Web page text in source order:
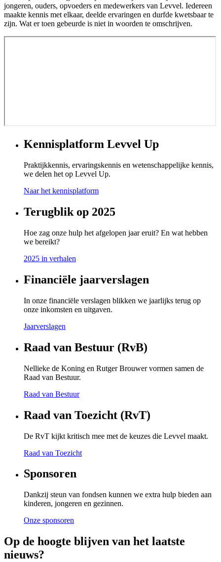
jongeren, ouders, opvoeders en medewerkers van Levvel. Iedereen
maakte kennis met elkaar, deelde ervaringen en durfde kwetsbaar te
zijn. Wat er toen gebeurde is niet in woorden te omschrijven.
Kennisplatform Levvel Up
Praktijkkennis, ervaringskennis en wetenschappelijke kennis,
we delen het op Levvel Up.
Naar het kennisplatform
Terugblik op 2025
Hoe zag onze hulp het afgelopen jaar eruit? En wat hebben
we bereikt?
2025 in verhalen
Financiële jaarverslagen
In onze financiële verslagen blikken we jaarlijks terug op
onze inkomsten en uitgaven.
Jaarverslagen
Raad van Bestuur (RvB)
Nellieke de Koning en Rutger Brouwer vormen samen de
Raad van Bestuur.
Raad van Bestuur
Raad van Toezicht (RvT)
De RvT kijkt kritisch mee met de keuzes die Levvel maakt.
Raad van Toezicht
Sponsoren
Dankzij steun van fondsen kunnen we extra hulp bieden aan
kinderen, jongeren en gezinnen.
Onze sponsoren
Op de hoogte blijven van het laatste
nieuws?